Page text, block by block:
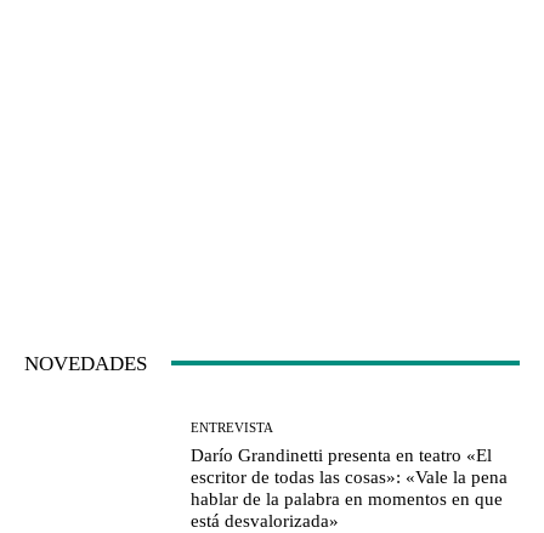
NOVEDADES
ENTREVISTA
Darío Grandinetti presenta en teatro «El
escritor de todas las cosas»: «Vale la pena
hablar de la palabra en momentos en que
está desvalorizada»